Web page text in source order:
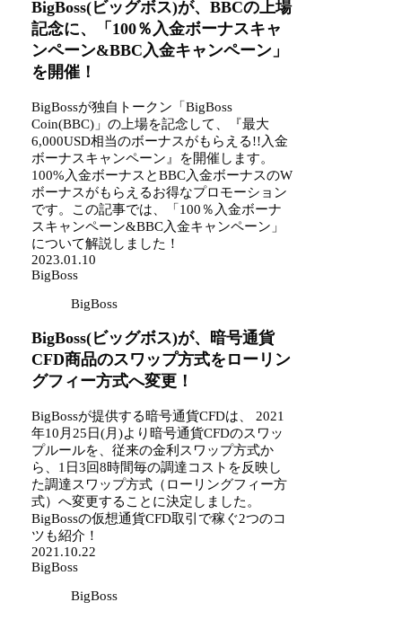
BigBoss(ビッグボス)が、BBCの上場
記念に、「100％入金ボーナスキャ
ンペーン&BBC入金キャンペーン」
を開催！
BigBossが独自トークン「BigBoss
Coin(BBC)」の上場を記念して、『最大
6,000USD相当のボーナスがもらえる!!入金
ボーナスキャンペーン』を開催します。
100%入金ボーナスとBBC入金ボーナスのW
ボーナスがもらえるお得なプロモーション
です。この記事では、「100％入金ボーナ
スキャンペーン&BBC入金キャンペーン」
について解説しました！
2023.01.10
BigBoss
BigBoss
BigBoss(ビッグボス)が、暗号通貨
CFD商品のスワップ方式をローリン
グフィー方式へ変更！
BigBossが提供する暗号通貨CFDは、 2021
年10月25日(月)より暗号通貨CFDのスワッ
プルールを、従来の金利スワップ方式か
ら、1日3回8時間毎の調達コストを反映し
た調達スワップ方式（ローリングフィー方
式）へ変更することに決定しました。
BigBossの仮想通貨CFD取引で稼ぐ2つのコ
ツも紹介！
2021.10.22
BigBoss
BigBoss